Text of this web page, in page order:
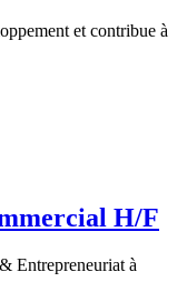
et contribue à
H/F
Entrepreneuriat à